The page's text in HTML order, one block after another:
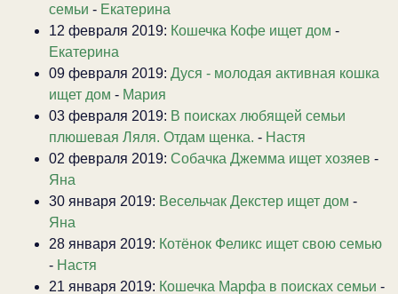
семьи - Екатерина
12 февраля 2019: Кошечка Кофе ищет дом -
Екатерина
09 февраля 2019: Дуся - молодая активная кошка
ищет дом - Мария
03 февраля 2019: В поисках любящей семьи
плюшевая Ляля. Отдам щенка. - Настя
02 февраля 2019: Собачка Джемма ищет хозяев -
Яна
30 января 2019: Весельчак Декстер ищет дом -
Яна
28 января 2019: Котёнок Феликс ищет свою семью
- Настя
21 января 2019: Кошечка Марфа в поисках семьи -